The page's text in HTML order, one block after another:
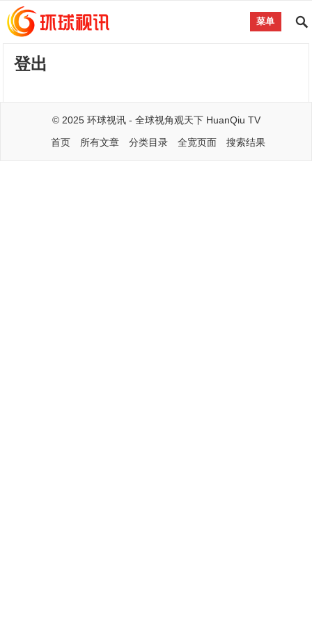
菜单
登出
© 2025 环球视讯- 全球视角观天下HuanQiu TV
首页
所有文章 分类目录 全宽页面 搜索结果